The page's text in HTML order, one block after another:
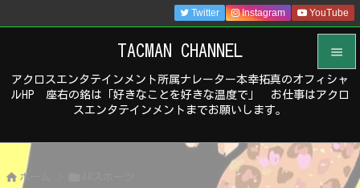
TACMAN CHANNEL
アクロスエンタテインメント所属ナレーター本幸拓真のオフィシャ
ルHP 座右の銘は「好きなことを好きな温度で」 お仕事はアクロ
スエンタテインメントまでお願いします。


メニュ
サイド

前へ
Twitter Instagram YouTube
 ホーム